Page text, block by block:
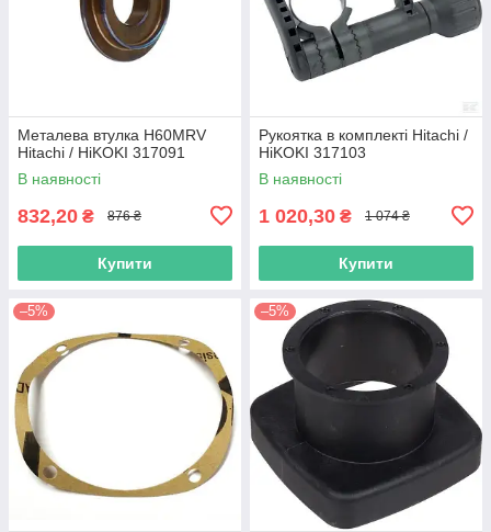
Металева втулка H60MRV
Hitachi / HiKOKI 317091
В наявності
832,20 ₴ 876 ₴
Купити
Рукоятка в комплекті Hitachi /
HiKOKI 317103
В наявності
1 020,30 ₴ 1 074 ₴
Купити
–5% –5%